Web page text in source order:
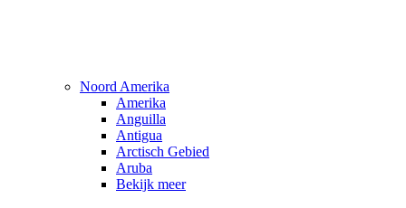
Noord Amerika
Amerika
Anguilla
Antigua
Arctisch Gebied
Aruba
Bekijk meer